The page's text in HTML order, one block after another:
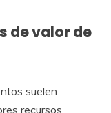
de valor de
suelen
recursos